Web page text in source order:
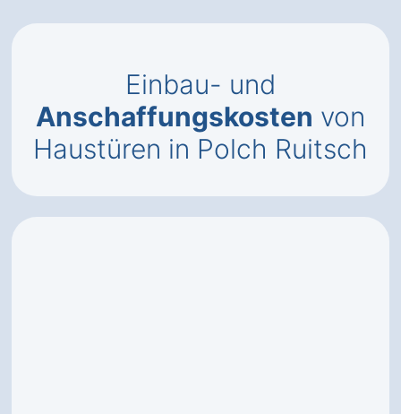
Einbau- und
Anschaffungskosten von
Haustüren in Polch Ruitsch